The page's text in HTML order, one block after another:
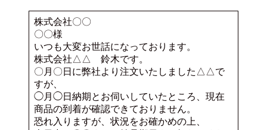
株式会社〇〇
〇〇様
いつも大変お世話になっております。
株式会社△△ 鈴木です。
〇月〇日に弊社より注文いたしました△△で
すが、
◯月◯日納期とお伺いしていたところ、現在
商品の到着が確認できておりません。
恐れ入りますが、状況をお確かめの上、